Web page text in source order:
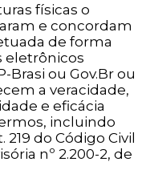
físicas o
e concordam
de forma
eletrônicos
ou Gov.Br ou
a veracidade,
e eficácia
incluindo
do Código Civil
nº 2.200-2, de